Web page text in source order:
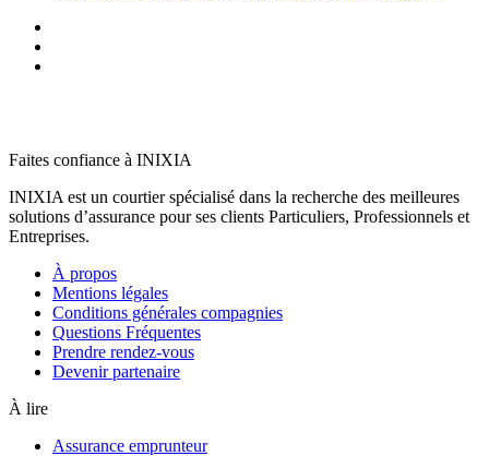
Faites confiance à INIXIA
INIXIA est un courtier spécialisé dans la recherche des meilleures
solutions d’assurance pour ses clients Particuliers, Professionnels et
Entreprises.
À propos
Mentions légales
Conditions générales compagnies
Questions Fréquentes
Prendre rendez-vous
Devenir partenaire
À lire
Assurance emprunteur